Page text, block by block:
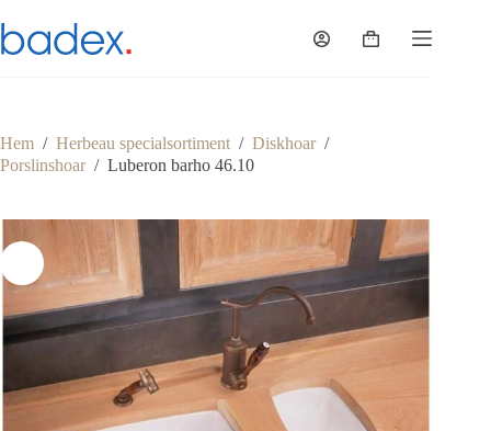
till
innehåll
Varukorg
Hem / Herbeau specialsortiment / Diskhoar /
Porslinshoar / Luberon barho 46.10